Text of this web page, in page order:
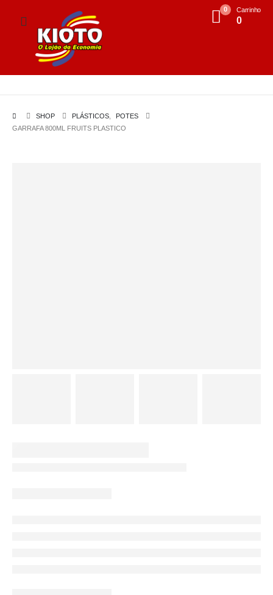
0 Carrinho
0
SHOP PLÁSTICOS
POTES
GARRAFA 800ML FRUITS PLASTICO